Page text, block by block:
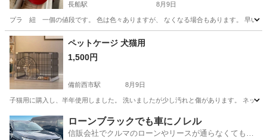
長船駅 8月9日
プラ 紐 一個の値段です。 色は色々ありますが、 なくなる場合もあります。 早い者
岡山 岡山市 長船駅 その他
ペットケージ 犬猫用
1,500円
備前西市駅 8月9日
子猫用に購入し、半年使用しました。 洗いましたが少し汚れと傷があります。 ネッ
岡山 岡山市 備前西市駅 その他
ローンブラックでも車にノレル
信販会社でクルマのローンやリースが通らなくてもク